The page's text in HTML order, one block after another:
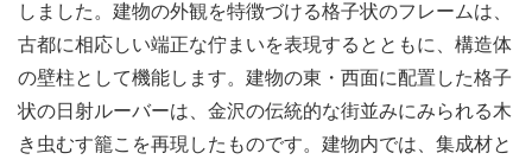
しました。建物の外観を特徴づける格子状のフレームは、
古都に相応しい端正な佇まいを表現するとともに、構造体
の壁柱として機能します。建物の東・西面に配置した格子
状の日射ルーバーは、金沢の伝統的な街並みにみられる木
き虫むす籠こを再現したものです。建物内では、集成材と